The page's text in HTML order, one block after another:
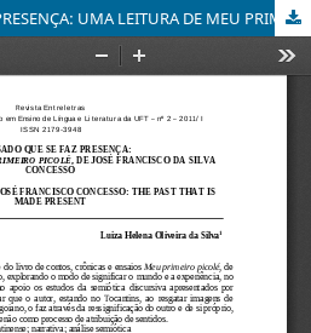
O PASSADO QUE SE FAZ PRESENÇA: UMA LEITURA DE MEU PRIMEIRO PICOLÉ, DE JOSÉ FRANCISCO DA SILVA CONCESSO